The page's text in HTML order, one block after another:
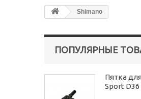
Shimano
ПОПУЛЯРНЫЕ
Пятка
Sport D36